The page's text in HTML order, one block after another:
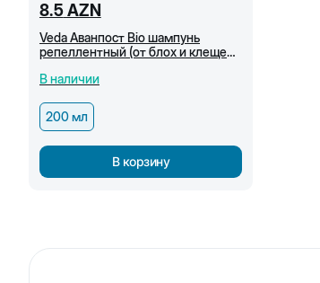
8.5 AZN
Veda Аванпост Bio шампунь
репеллентный (от блох и клещей)
В наличии
200 мл
В корзину